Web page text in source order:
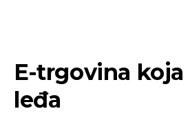
E-trgovina koja
leđa